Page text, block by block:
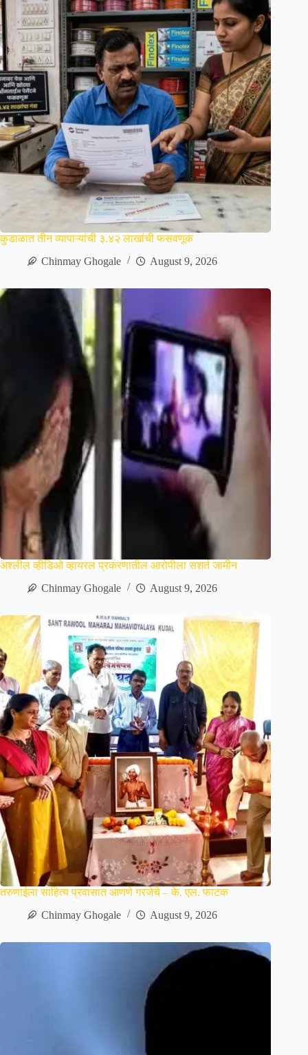
कुडाळात तीन व्यापाऱ्यांची ३.४२ लाखांची फसवणूक
Chinmay Ghogale
August 9, 2026
अश्लील व्हीडिओ व्हायरल प्रकरणातील आरोपीला सशर्त जामीन
Chinmay Ghogale
August 9, 2026
तरुणाईला साहित्य प्रवासात आणणे गरजेचे – के. एल. फाटक
Chinmay Ghogale
August 9, 2026